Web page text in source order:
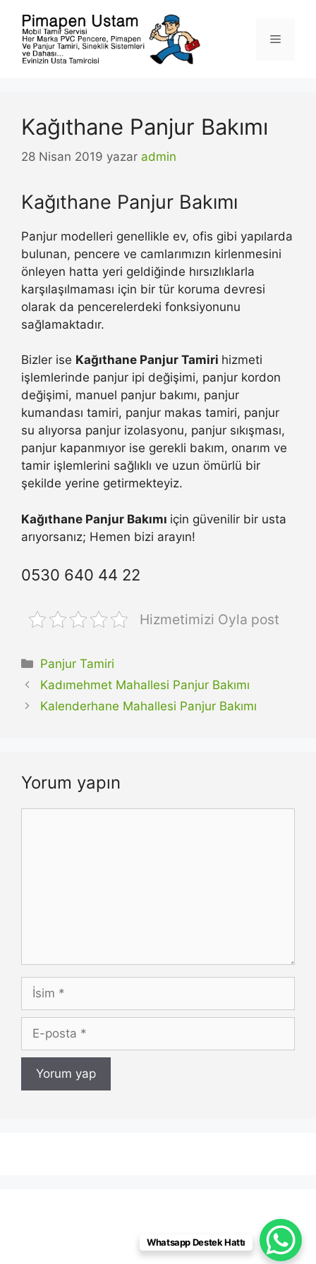
Menü
Kağıthane Panjur Bakımı
28 Nisan 2019 yazar admin
Kağıthane Panjur Bakımı
Panjur modelleri genellikle ev, ofis gibi yapılarda
bulunan, pencere ve camlarımızın kirlenmesini
önleyen hatta yeri geldiğinde hırsızlıklarla
karşılaşılmaması için bir tür koruma devresi
olarak da pencerelerdeki fonksiyonunu
sağlamaktadır.
Bizler ise Kağıthane Panjur Tamiri hizmeti
işlemlerinde panjur ipi değişimi, panjur kordon
değişimi, manuel panjur bakımı, panjur
kumandası tamiri, panjur makas tamiri, panjur
su alıyorsa panjur izolasyonu, panjur sıkışması,
panjur kapanmıyor ise gerekli bakım, onarım ve
tamir işlemlerini sağlıklı ve uzun ömürlü bir
şekilde yerine getirmekteyiz.
Kağıthane Panjur Bakımı için güvenilir bir usta
arıyorsanız; Hemen bizi arayın!
0530 640 44 22
Hizmetimizi Oyla post
Kategoriler
Panjur Tamiri
Kadımehmet Mahallesi Panjur Bakımı
Kalenderhane Mahallesi Panjur Bakımı
Yorum yapın
İsim
posta
Whatsapp Destek Hattı